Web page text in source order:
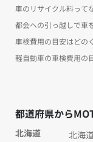
車のリサイクル料って
都会への引っ越しで車
車検費用の目安はどの
軽自動車の車検費用の
都道府県から
北海道
北海